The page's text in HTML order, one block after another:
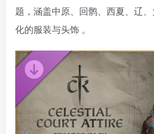
题，涵盖中原、回鹘、西夏、辽
化的服装与头饰 。